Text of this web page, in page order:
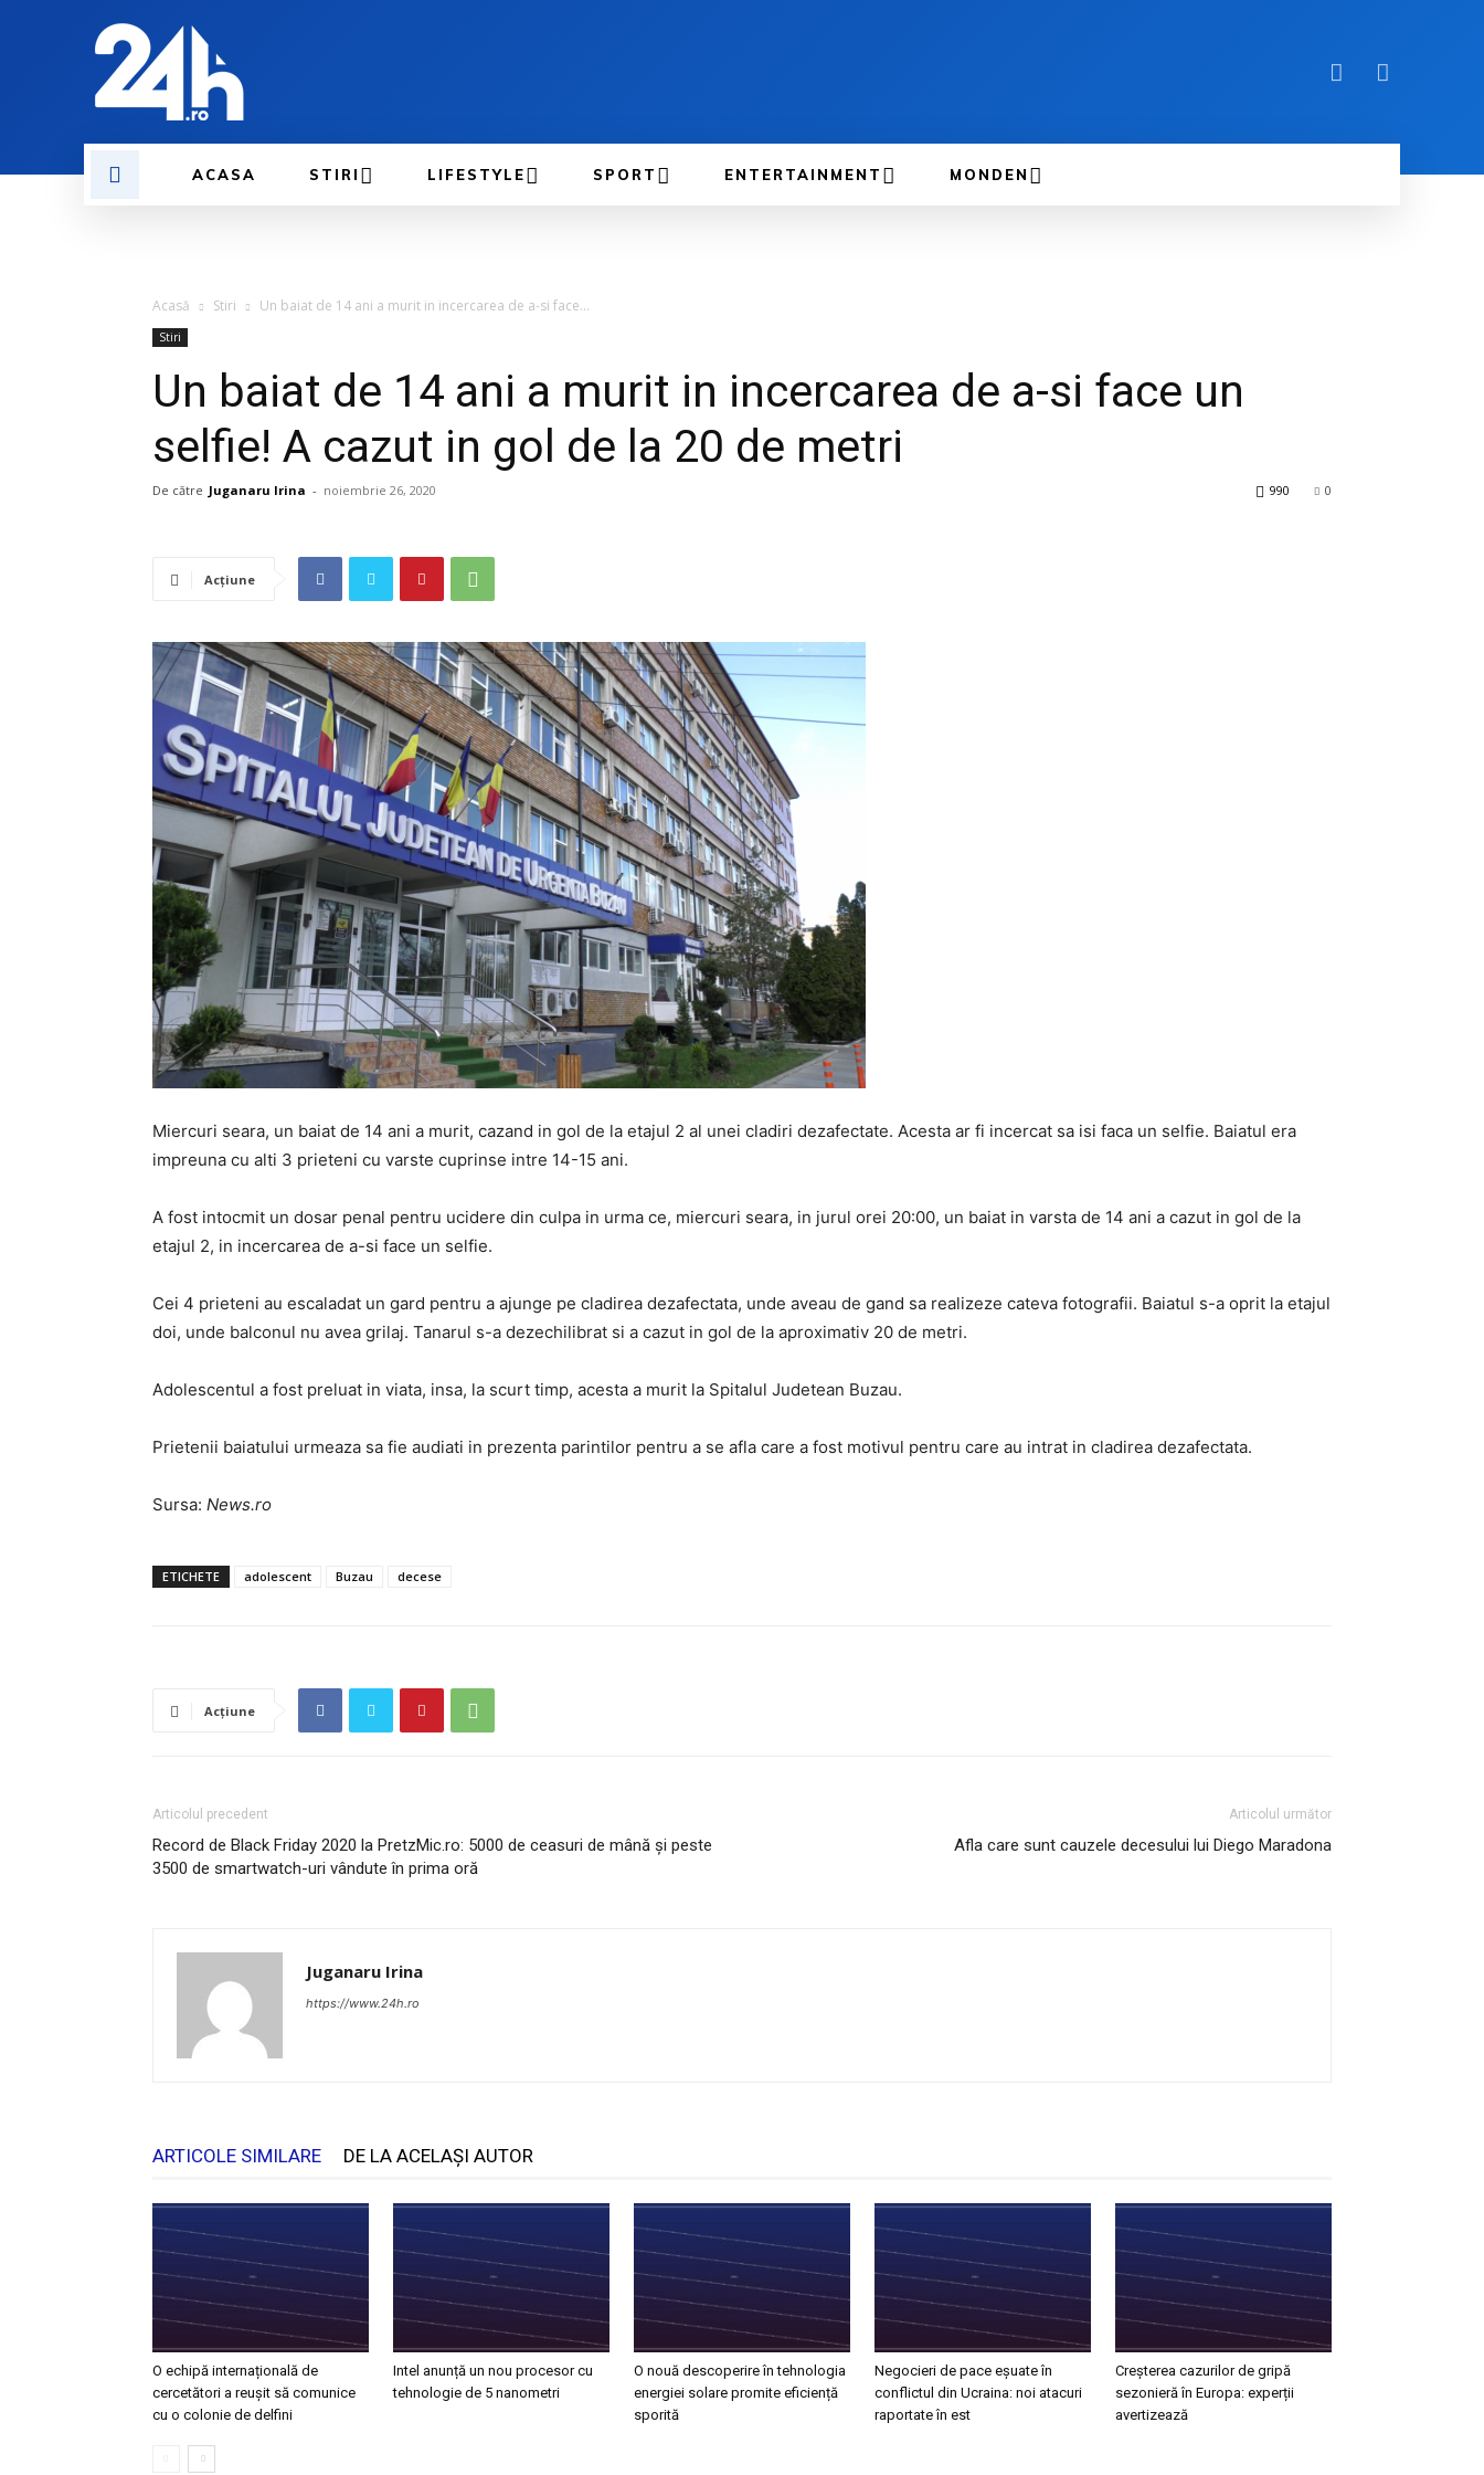
ACASA STIRI LIFESTYLE SPORT ENTERTAINMENT MONDEN
Acasă Stiri Un baiat de 14 ani a murit in incercarea de a-si face...
Stiri
Un baiat de 14 ani a murit in incercarea de a-si face un
selfie! A cazut in gol de la 20 de metri
De către Juganaru Irina - noiembrie 26, 2020 0
990
Acțiune
Miercuri seara, un baiat de 14 ani a murit, cazand in gol de la etajul 2 al unei cladiri dezafectate. Acesta ar fi incercat sa isi faca un selfie. Baiatul era
impreuna cu alti 3 prieteni cu varste cuprinse intre 14-15 ani.
A fost intocmit un dosar penal pentru ucidere din culpa in urma ce, miercuri seara, in jurul orei 20:00, un baiat in varsta de 14 ani a cazut in gol de la
etajul 2, in incercarea de a-si face un selfie.
Cei 4 prieteni au escaladat un gard pentru a ajunge pe cladirea dezafectata, unde aveau de gand sa realizeze cateva fotografii. Baiatul s-a oprit la etajul
doi, unde balconul nu avea grilaj. Tanarul s-a dezechilibrat si a cazut in gol de la aproximativ 20 de metri.
Adolescentul a fost preluat in viata, insa, la scurt timp, acesta a murit la Spitalul Judetean Buzau.
Prietenii baiatului urmeaza sa fie audiati in prezenta parintilor pentru a se afla care a fost motivul pentru care au intrat in cladirea dezafectata.
Sursa: News.ro
ETICHETE adolescent Buzau decese
Acțiune
Articolul precedent
Record de Black Friday 2020 la PretzMic.ro: 5000 de ceasuri de mână și peste
3500 de smartwatch-uri vândute în prima oră
Articolul următor
Afla care sunt cauzele decesului lui Diego Maradona
Juganaru Irina
https://www.24h.ro
ARTICOLE SIMILARE DE LA ACELAȘI AUTOR
O echipă internațională de
cercetători a reușit să comunice
cu o colonie de delfini
Intel anunță un nou procesor cu
tehnologie de 5 nanometri
O nouă descoperire în tehnologia
energiei solare promite eficiență
sporită
Negocieri de pace eșuate în
conflictul din Ucraina: noi atacuri
raportate în est
Creșterea cazurilor de gripă
sezonieră în Europa: experții
avertizează